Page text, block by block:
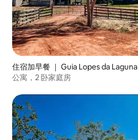
住宿加早餐 ｜ Guia Lopes da Laguna
公寓，2 卧家庭房